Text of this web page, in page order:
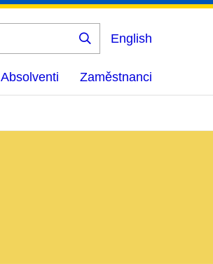
Vyhledat
English
Absolventi Zaměstnanci